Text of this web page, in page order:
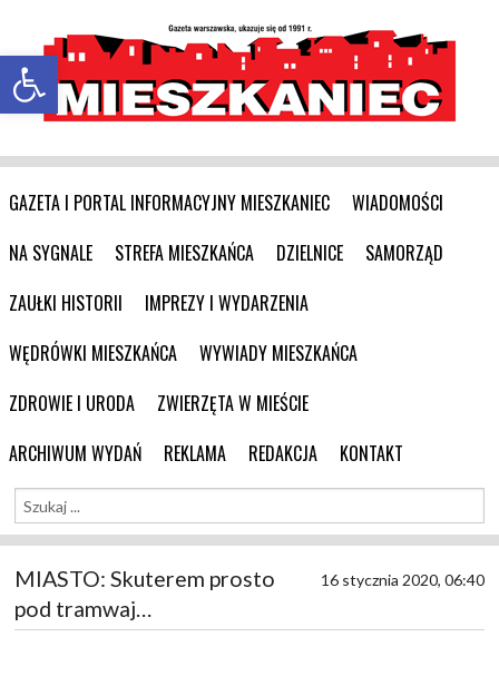
Otwórz pasek narzędzi
GAZETA I PORTAL INFORMACYJNY MIESZKANIEC
WIADOMOŚCI
NA SYGNALE
STREFA MIESZKAŃCA DZIELNICE
SAMORZĄD
ZAUŁKI HISTORII
IMPREZY I WYDARZENIA
WĘDRÓWKI MIESZKAŃCA
WYWIADY MIESZKAŃCA
ZDROWIE I URODA
ZWIERZĘTA W MIEŚCIE
ARCHIWUM WYDAŃ
REKLAMA REDAKCJA KONTAKT
MIASTO: Skuterem prosto
pod tramwaj…
16 stycznia 2020, 06:40